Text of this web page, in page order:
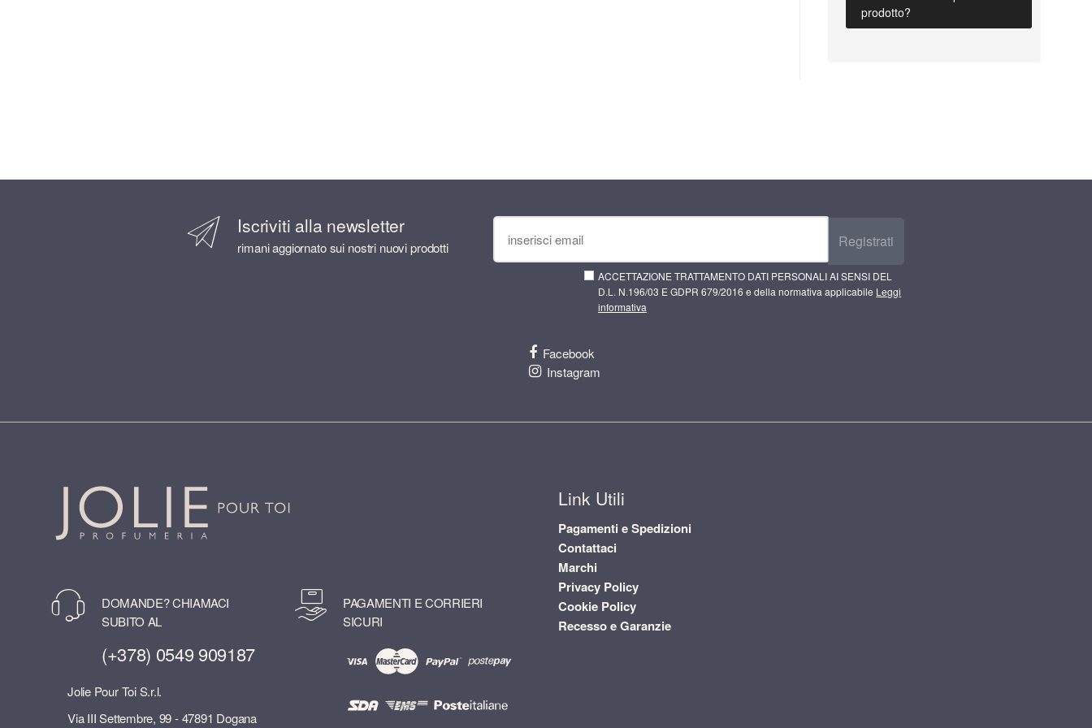
prodotto?
Iscriviti alla newsletter
rimani aggiornato sui nostri nuovi prodotti Registrati
ACCETTAZIONE TRATTAMENTO DATI PERSONALI AI SENSI DEL
D.L. N.196/03 E GDPR 679/2016 e della normativa applicabile Leggi
informativa
Facebook
Instagram
DOMANDE? CHIAMACI
SUBITO AL
(+378) 0549 909187
Jolie Pour Toi S.r.l.
Via III Settembre, 99 - 47891 Dogana
PAGAMENTI E CORRIERI
SICURI
Link Utili
Pagamenti e Spedizioni
Contattaci
Marchi
Privacy Policy
Cookie Policy
Recesso e Garanzie